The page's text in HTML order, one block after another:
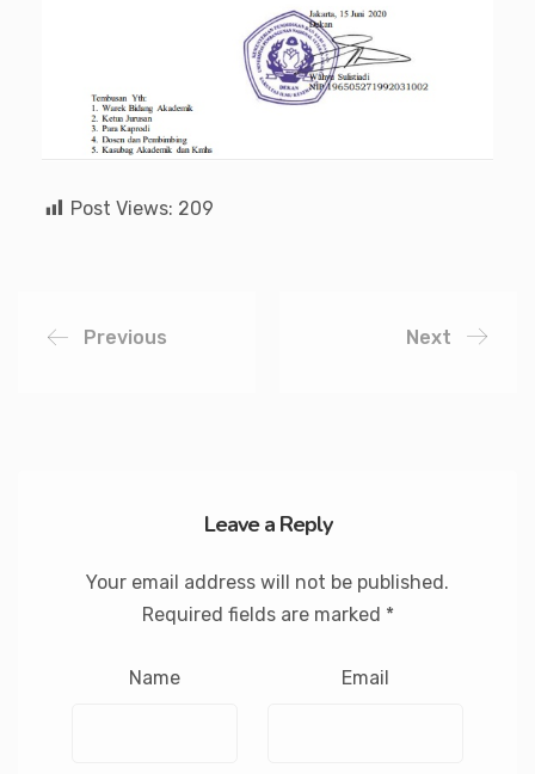
Post Views: 209
Previous Next
Leave a Reply
Your email address will not be published.
Required fields are marked *
Name Email